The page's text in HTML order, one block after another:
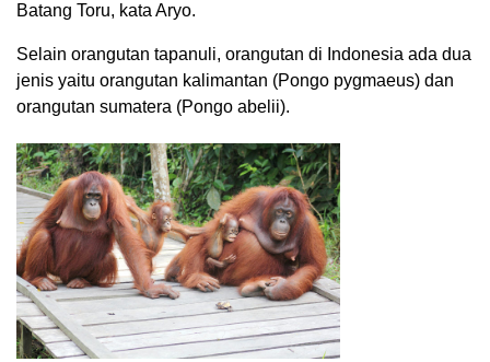
Batang Toru, kata Aryo.
Selain orangutan tapanuli, orangutan di Indonesia ada dua
jenis yaitu orangutan kalimantan (Pongo pygmaeus) dan
orangutan sumatera (Pongo abelii).